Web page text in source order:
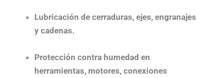
Lubricación de cerraduras, ejes, engranajes
y cadenas.
Protección contra humedad en
herramientas, motores, conexiones